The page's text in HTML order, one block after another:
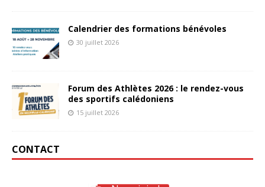
Calendrier des formations bénévoles
30 juillet 2026
Forum des Athlètes 2026 : le rendez-vous
des sportifs calédoniens
15 juillet 2026
CONTACT